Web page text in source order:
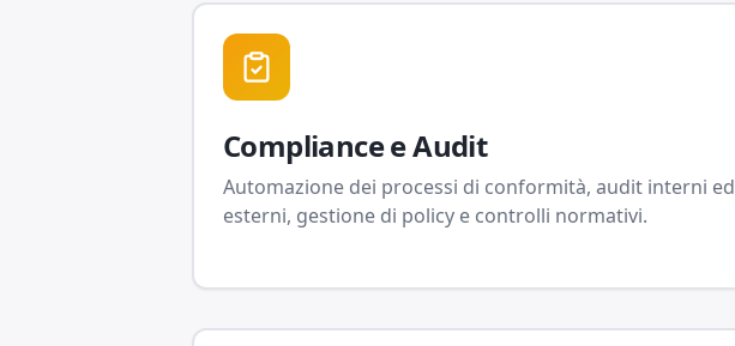
Compliance e Audit
Automazione dei processi di conformità, audit interni ed
esterni, gestione di policy e controlli normativi.